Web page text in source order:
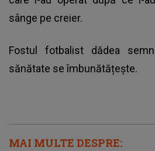
sânge pe creier.
Fostul fotbalist dădea
sănătate se îmbunătățește.
MAI MULTE DESPRE: